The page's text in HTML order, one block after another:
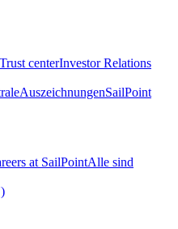
Trust centerInvestor Relations
AuszeichnungenSailPoint
at SailPointAlle sind